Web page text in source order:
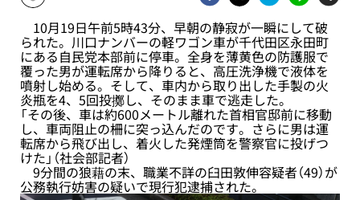
10月19日午前5時43分、早朝の静寂が一瞬にして破
られた。川口ナンバーの軽ワゴン車が千代田区永田町
にある自民党本部前に停車。全身を薄黄色の防護服で
覆った男が運転席から降りると、高圧洗浄機で液体を
噴射し始める。そして、車内から取り出した手製の火
炎瓶を4、5回投擲し、そのまま車で逃走した。
「その後、車は約600メートル離れた首相官邸前に移動
し、車両阻止の柵に突っ込んだのです。さらに男は運
転席から飛び出し、着火した発煙筒を警察官に投げつ
けた」（社会部記者）
9分間の狼藉の末、職業不詳の臼田敦伸容疑者（49）が
公務執行妨害の疑いで現行犯逮捕された。